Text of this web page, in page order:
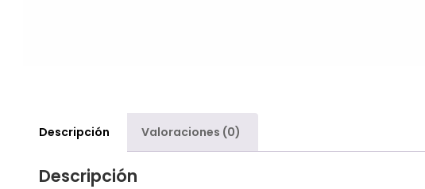
Descripción Valoraciones (0)
Descripción